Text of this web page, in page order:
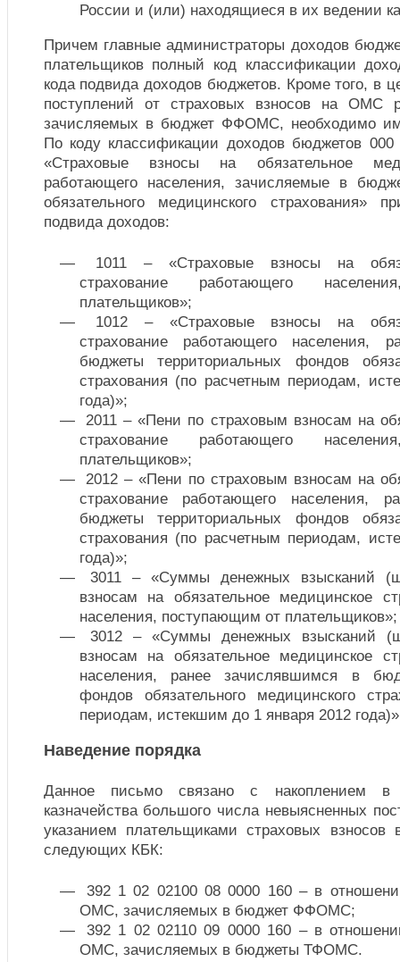
России и (или) находящиеся в их ведении
Причем главные администраторы доходов
плательщиков полный код классификации
кода подвида доходов бюджетов. Кроме того, в
поступлений от страховых взносов на ОМС
зачисляемых в бюджет ФФОМС, необходимо
По коду классификации доходов бюджетов
«Страховые взносы на обязательное
работающего населения, зачисляемые в
обязательного медицинского страхования»
подвида доходов:
1011 – «Страховые взносы на
страхование работающего
плательщиков»;
1012 – «Страховые взносы на
страхование работающего населения,
бюджеты территориальных фондов
страхования (по расчетным периодам,
года)»;
2011 – «Пени по страховым взносам на
страхование работающего
плательщиков»;
2012 – «Пени по страховым взносам на
страхование работающего населения,
бюджеты территориальных фондов
страхования (по расчетным периодам,
года)»;
3011 – «Суммы денежных взысканий
взносам на обязательное медицинское
населения, поступающим от плательщиков»;
3012 – «Суммы денежных взысканий
взносам на обязательное медицинское
населения, ранее зачислявшимся в
фондов обязательного медицинского
периодам, истекшим до 1 января 2012
Наведение порядка
Данное письмо связано с накоплением в
казначейства большого числа невыясненных
указанием плательщиками страховых взносов
следующих КБК:
392 1 02 02100 08 0000 160 – в
ОМС, зачисляемых в бюджет ФФОМС;
392 1 02 02110 09 0000 160 – в
ОМС, зачисляемых в бюджеты ТФОМС.